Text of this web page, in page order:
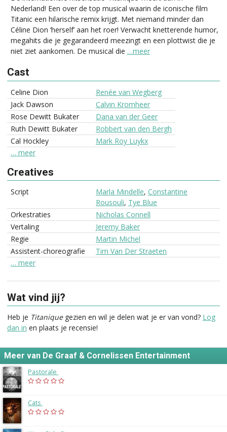
Nederland! Een over de top musical waarin de iconische film
Titanic een hilarische remix krijgt. Met niemand minder dan
Céline Dion ‘herself’ aan het roer! Verwacht knetterende humor,
megahits die je gegarandeerd meezingt en een plottwist die je
niet ziet aankomen. De musical die …meer
Cast
Celine Dion
Renée van Wegberg
Jack Dawson
Calvin Kromheer
Rose Dewitt Bukater
Dana van der Geer
Ruth Dewitt Bukater
Robbert van den Bergh
Cal Hockley
Mark Roy Luykx
… meer
Creatives
Script Marla Mindelle, Constantine
Rousouli, Tye Blue
Orkestraties
Nicholas Connell
Vertaling
Jeremy Baker
Regie
Martin Michel
Assistent-choreografie
Tim Van Der Straeten
… meer
Wat vind jij?
Heb je Titaniquegezien en wil je delen wat je er van vond? Log
dan in en plaats je recensie!
Meer van De Graaf & Cornelissen Entertainment
Pastorale
Cats